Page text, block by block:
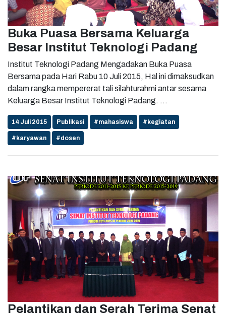
Buka Puasa Bersama Keluarga
Besar Institut Teknologi Padang
Institut Teknologi Padang Mengadakan Buka Puasa
Bersama pada Hari Rabu 10 Juli 2015, Hal ini dimaksudkan
dalam rangka mempererat tali silahturahmi antar sesama
Keluarga Besar Institut Teknologi Padang. ...
14 Juli 2015 Publikasi #mahasiswa #kegiatan
#karyawan #dosen
Pelantikan dan Serah Terima Senat